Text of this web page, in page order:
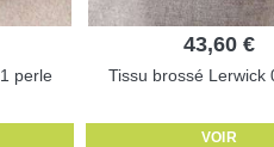
perle
43,60 €
Tissu brossé Lerwick
VOIR